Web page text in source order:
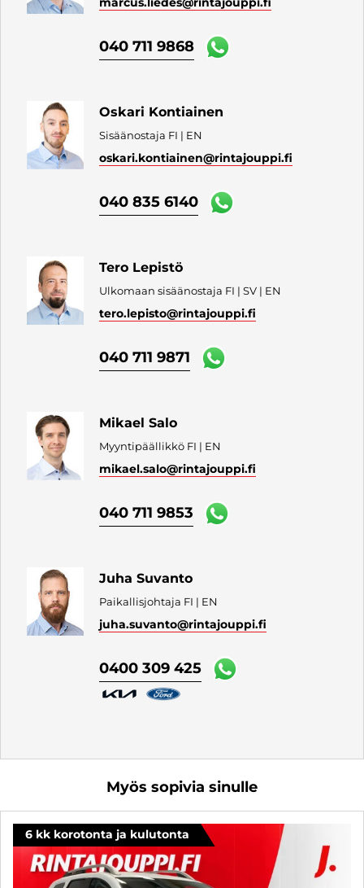
040 711 9868
Oskari Kontiainen
Sisäänostaja FI | EN
oskari.kontiainen@rintajouppi.fi
040 835 6140
Tero Lepistö
Ulkomaan sisäänostaja FI | SV | EN
tero.lepisto@rintajouppi.fi
040 711 9871
Mikael Salo
Myyntipäällikkö FI | EN
mikael.salo@rintajouppi.fi
040 711 9853
Juha Suvanto
Paikallisjohtaja FI | EN
juha.suvanto@rintajouppi.fi
0400 309 425
Myös sopivia sinulle
6 kk korotonta ja kulutonta